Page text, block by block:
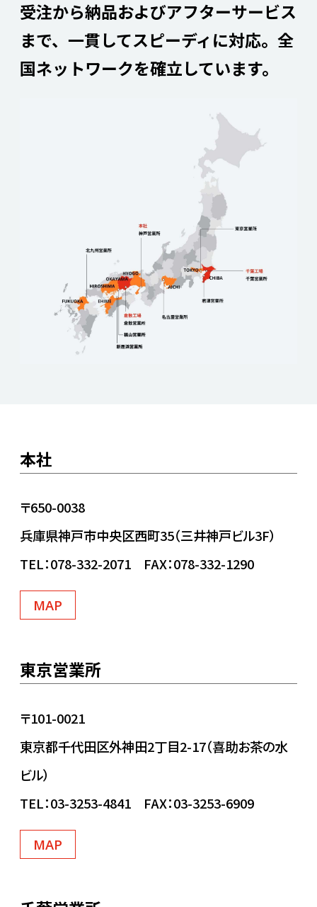
受注から納品およびアフターサービス
まで、 一貫してスピーディに対応。 全
国ネットワークを確立しています。
本社
〒650-0038
兵庫県神戸市中央区西町35（三井神戸ビル3F）
TEL：078-332-2071 FAX：078-332-1290
MAP
東京営業所
〒101-0021
東京都千代田区外神田2丁目2-17（喜助お茶の水
ビル）
TEL：03-3253-4841 FAX：03-3253-6909
MAP